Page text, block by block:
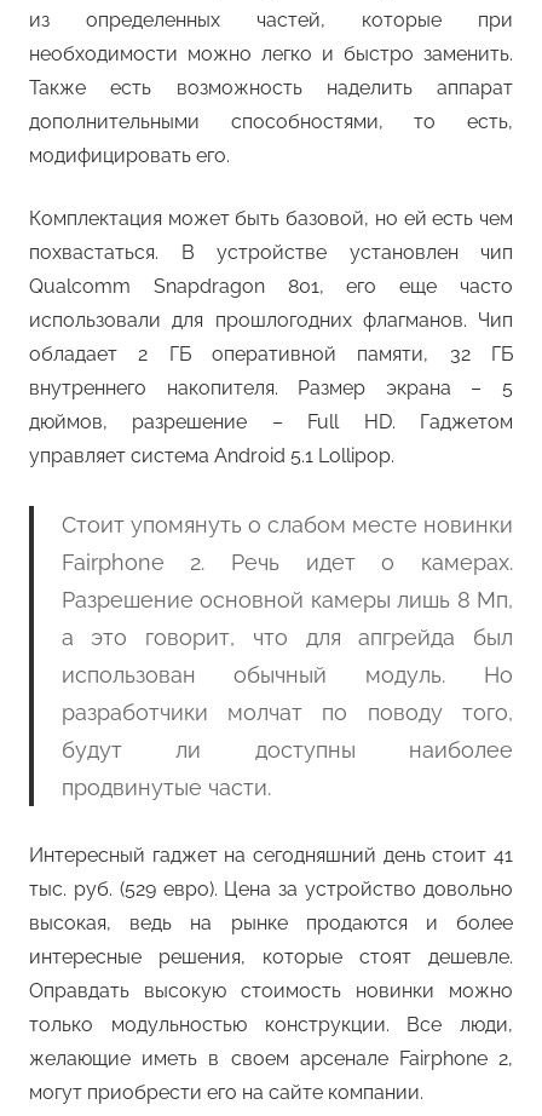
из определенных частей, которые при
необходимости можно легко и быстро заменить.
Также есть возможность наделить аппарат
дополнительными способностями, то есть,
модифицировать его.
Комплектация может быть базовой, но ей есть чем
похвастаться. В устройстве установлен чип
Qualcomm Snapdragon 801, его еще часто
использовали для прошлогодних флагманов. Чип
обладает 2 ГБ оперативной памяти, 32 ГБ
внутреннего накопителя. Размер экрана – 5
дюймов, разрешение – Full HD. Гаджетом
управляет система Android 5.1 Lollipop.
Стоит упомянуть о слабом месте новинки
Fairphone 2. Речь идет о камерах.
Разрешение основной камеры лишь 8 Мп,
а это говорит, что для апгрейда был
использован обычный модуль. Но
разработчики молчат по поводу того,
будут ли доступны наиболее
продвинутые части.
Интересный гаджет на сегодняшний день стоит 41
тыс. руб. (529 евро). Цена за устройство довольно
высокая, ведь на рынке продаются и более
интересные решения, которые стоят дешевле.
Оправдать высокую стоимость новинки можно
только модульностью конструкции. Все люди,
желающие иметь в своем арсенале Fairphone 2,
могут приобрести его на сайте компании.